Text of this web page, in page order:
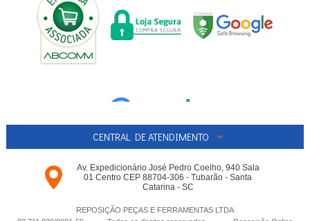
CENTRAL DE ATENDIMENTO
Av. Expedicionário José Pedro Coelho, 940 Sala
01 Centro CEP 88704-306 - Tubarão - Santa
Catarina - SC
REPOSIÇÃO PEÇAS E FERRAMENTAS LTDA